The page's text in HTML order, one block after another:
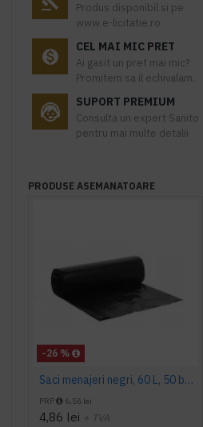
Produs disponibil si pe
www.e-licitatie.ro
CEL MAI MIC PRET
Ai gasit un pret mai mic?
Promitem sa il echivalam.
SUPORT PREMIUM
Consulta un expert Sanito
pentru mai multe detalii
PRODUSE ASEMANATOARE
-26 %
Saci menajeri negri, 60 L, 50 buc/rola
PRP 6,56 lei
4,86 lei + TVA